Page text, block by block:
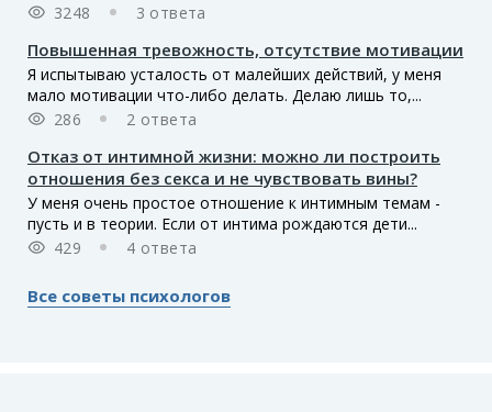
3248
3 ответа
Повышенная тревожность, отсутствие мотивации
Я испытываю усталость от малейших действий, у меня
мало мотивации что-либо делать. Делаю лишь то,...
286
2 ответа
Отказ от интимной жизни: можно ли построить
отношения без секса и не чувствовать вины?
У меня очень простое отношение к интимным темам -
пусть и в теории. Если от интима рождаются дети...
429
4 ответа
Все советы психологов